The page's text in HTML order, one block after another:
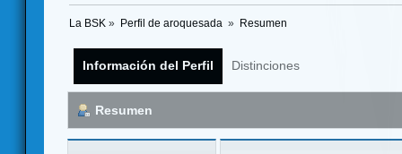
La BSK » Perfil de aroquesada » Resumen
Información del Perfil Distinciones
Resumen